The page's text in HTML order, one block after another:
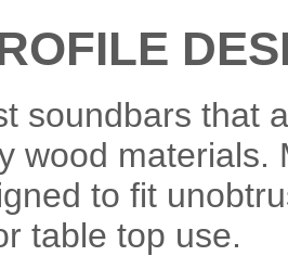
soundbars that
wood materials.
to fit
table top use.